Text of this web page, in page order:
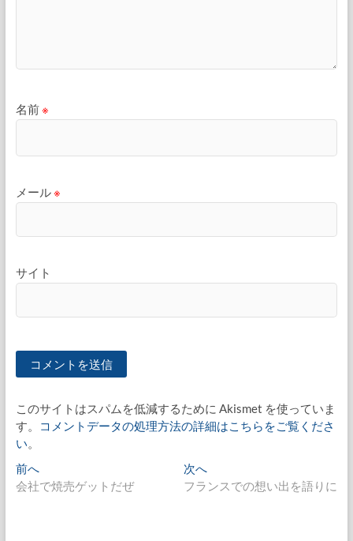
名前※
メール※
サイト
このサイトはスパムを低減するために Akismet を使っていま
す。
コメントデータの処理方法の詳細はこちらをご覧くださ
い
投
稿
前へ
去
会社で焼売ゲットだぜ
次へ
の
フランスでの想い出を語りに